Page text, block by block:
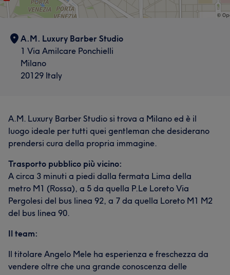
A.M. Luxury Barber Studio
1 Via Amilcare Ponchielli
Milano
20129 Italy
A.M. Luxury Barber Studio si trova a Milano ed è il
luogo ideale per tutti quei gentleman che desiderano
prendersi cura della propria immagine.
Trasporto pubblico più vicino:
A circa 3 minuti a piedi dalla fermata Lima della
metro M1 (Rossa), a 5 da quella P.Le Loreto Via
Pergolesi del bus linea 92, a 7 da quella Loreto M1 M2
del bus linea 90.
Il team:
Il titolare Angelo Mele ha esperienza e freschezza da
vendere oltre che una grande conoscenza delle